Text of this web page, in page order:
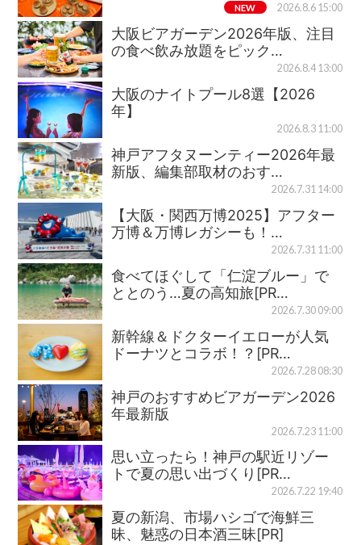
NEW 2026.8.6 15:00
大阪ビアガーデン2026年版、注目
の食べ飲み放題をピック…
2026.8.4 13:00
大阪のナイトプール8選【2026
年】
2026.8.3 11:00
神戸アフタヌーンティー2026年最
新版、編集部取材のおす…
2026.7.31 14:00
【大阪・関西万博2025】アフター
万博＆万博レガシーも！…
2026.7.31 11:00
食べてほぐして「仁淀ブルー」で
ととのう…夏の高知旅[PR…
2026.7.30 09:00
新幹線＆ドクターイエローが人気
ドーナツとコラボ！？[PR…
2026.7.28 08:30
神戸のおすすめビアガーデン2026
年最新版
2026.7.23 11:00
思い立ったら！神戸の駅近リゾー
トで夏の思い出づくり[PR…
2026.7.22 19:40
夏の新潟、市場ハシゴで海鮮三
昧、魅惑の日本酒三昧[PR]